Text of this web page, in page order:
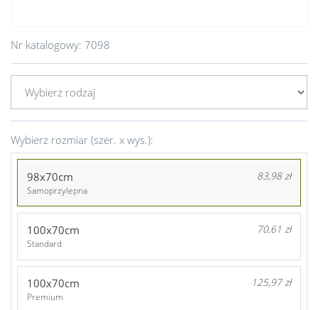
Nr katalogowy: 7098
Wybierz rozmiar (szer. x wys.):
98x70cm 83,98 zł
Samoprzylepna
100x70cm 70,61 zł
Standard
100x70cm 125,97 zł
Premium